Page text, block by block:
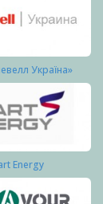
Україна»
Energy